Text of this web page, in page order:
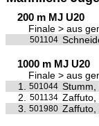
200 m MJ U20
Finale > aus
501104
1000 m MJ U20
Finale > aus
1.
501044 Stumm,
2.
501134 Zaffuto,
3.
501980 Zaffuto,